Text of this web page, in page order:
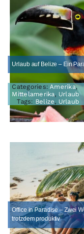
Urlaub auf Belize – Ein
Categories:Amerika,
Mittelamerika, Urlaub
Tags: Belize, Urlaub
Office in Paradise – Zwei
trotzdem produktiv